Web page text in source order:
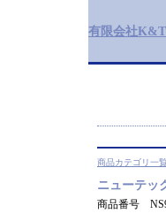
有限会社
商品カテゴリ一覧
ニューテ
商品番号